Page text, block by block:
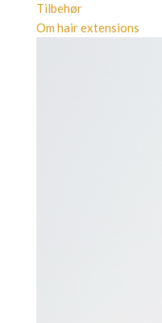
Tilbehør
Om hair extensions